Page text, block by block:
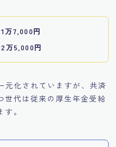
万7,000円
万5,000円
元化されていますが、共済
世代は従来の厚生年金受給
。